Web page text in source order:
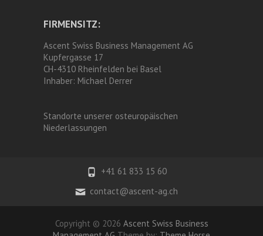
FIRMENSITZ:
Ascent Swiss Business Management AG
Kupfergasse 17
CH-4310 Rheinfelden bei Basel
Inhaber: Michael Derrer
Standorte unserer osteuropäischen
Niederlassungen
+41 61 833 15 60
contact@ascent-ag.ch
Copyright © 2026 Ascent Swiss Business